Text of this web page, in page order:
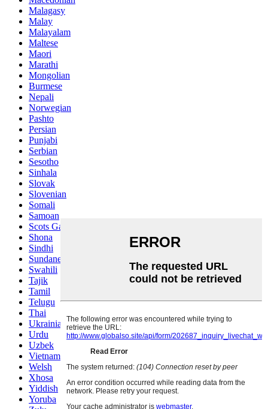
Malagasy
Malay
Malayalam
Maltese
Maori
Marathi
Mongolian
Burmese
Nepali
Norwegian
Pashto
Persian
Punjabi
Serbian
Sesotho
Sinhala
Slovak
Slovenian
Somali
Samoan
Scots Gaelic
Shona
Sindhi
Sundanese
Swahili
Tajik
Tamil
Telugu
Thai
Ukrainian
Urdu
Uzbek
Vietnamese
Welsh
Xhosa
Yiddish
Yoruba